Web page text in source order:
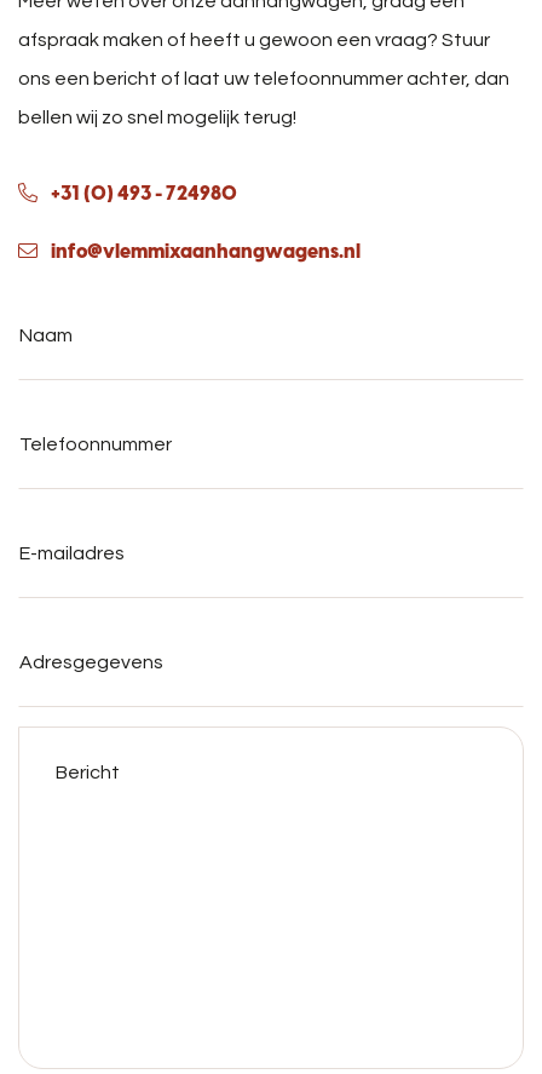
afspraak maken of heeft u gewoon een vraag? Stuur
ons een bericht of laat uw telefoonnummer achter, dan
bellen wij zo snel mogelijk terug!
+31 (0) 493 - 724980
info@vlemmixaanhangwagens.nl